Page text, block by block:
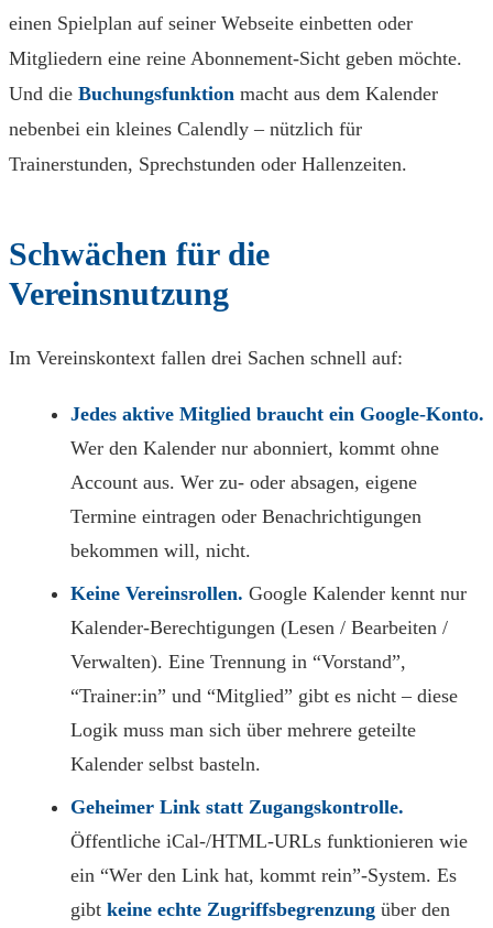
einen Spielplan auf seiner Webseite einbetten oder
Mitgliedern eine reine Abonnement-Sicht geben möchte.
Und die Buchungsfunktion macht aus dem Kalender
nebenbei ein kleines Calendly – nützlich für
Trainerstunden, Sprechstunden oder Hallenzeiten.
Schwächen für die
Vereinsnutzung
Im Vereinskontext fallen drei Sachen schnell auf:
Jedes aktive Mitglied braucht ein Google-Konto.
Wer den Kalender nur abonniert, kommt ohne
Account aus. Wer zu- oder absagen, eigene
Termine eintragen oder Benachrichtigungen
bekommen will, nicht.
Keine Vereinsrollen. Google Kalender kennt nur
Kalender-Berechtigungen (Lesen / Bearbeiten /
Verwalten). Eine Trennung in “Vorstand”,
“Trainer:in” und “Mitglied” gibt es nicht – diese
Logik muss man sich über mehrere geteilte
Kalender selbst basteln.
Geheimer Link statt Zugangskontrolle.
Öffentliche iCal-/HTML-URLs funktionieren wie
ein “Wer den Link hat, kommt rein”-System. Es
gibt keine echte Zugriffsbegrenzung über den